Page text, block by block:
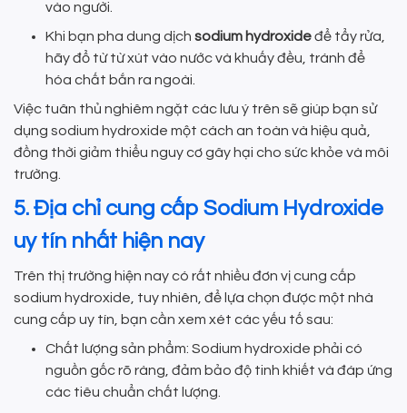
vào người.
Khi bạn pha dung dịch sodium hydroxideđể tẩy rửa,
hãy đổ từ từ xút vào nước và khuấy đều, tránh để
hóa chất bắn ra ngoài.
Việc tuân thủ nghiêm ngặt các lưu ý trên sẽ giúp bạn sử
dụng sodium hydroxide một cách an toàn và hiệu quả,
đồng thời giảm thiểu nguy cơ gây hại cho sức khỏe và môi
trường.
5. Địa chỉ cung cấp Sodium Hydroxide
uy tín nhất hiện nay
Trên thị trường hiện nay có rất nhiều đơn vị cung cấp
sodium hydroxide, tuy nhiên, để lựa chọn được một nhà
cung cấp uy tín, bạn cần xem xét các yếu tố sau:
Chất lượng sản phẩm: Sodium hydroxide phải có
nguồn gốc rõ ràng, đảm bảo độ tinh khiết và đáp ứng
các tiêu chuẩn chất lượng.